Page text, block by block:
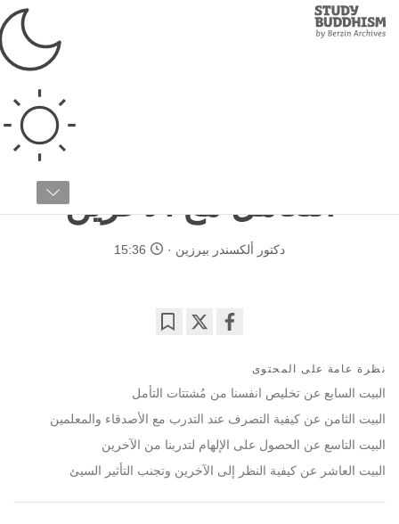
Study
Buddhism
التعامل مع الآخرين
دكتور ألكسندر بيرزين 15:36
facebook
نظرة عامة على المحتوى
البيت السابع عن تخليص انفسنا من مُشتتات التأمل
البيت الثامن عن كيفية التصرف عند التدرب مع الأصدقاء والمعلمين
البيت التاسع عن الحصول على الإلهام لتدربنا من الآخرين
البيت العاشر عن كيفية النظر إلى الآخرين وتجنب التأثير السيئ